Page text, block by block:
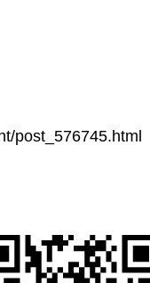
post_576745.html